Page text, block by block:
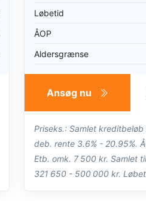
Løbetid
ÅOP
Aldersgrænse
Ansøg nu
Priseks.: Samlet kreditbeløb
deb. rente 3.6% - 20.95%.
Etb. omk. 7 500 kr. Samlet
321 650 - 500 000 kr.